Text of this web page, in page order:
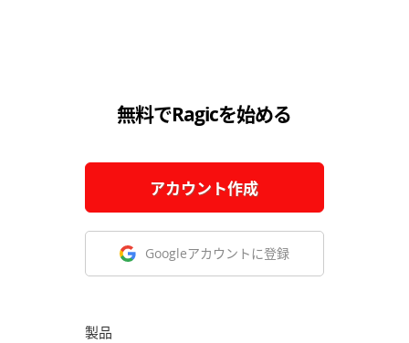
無料でRagicを始める
アカウント作成
Googleアカウントに登録
製品